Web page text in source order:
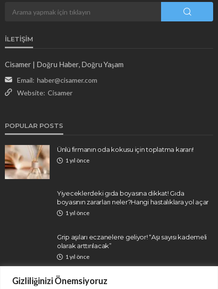
Gizliliğinizi Önemsiyoruz
İLETIŞIM
Cisamer | Doğru Haber, Doğru Yaşam
Email: haber@cisamer.com
Website: Cisamer
POPULAR POSTS
Ünlü firmanın oda kokusu için toplatma kararı!
1 yıl önce
Yiyeceklerdeki gıda boyasına dikkat! Gıda
boyasının zararları neler?Hangi hastalıklara yol açar
1 yıl önce
Grip aşıları eczanelere geliyor! “Aşı sayısı kademeli
olarak arttırılacak”
1 yıl önce